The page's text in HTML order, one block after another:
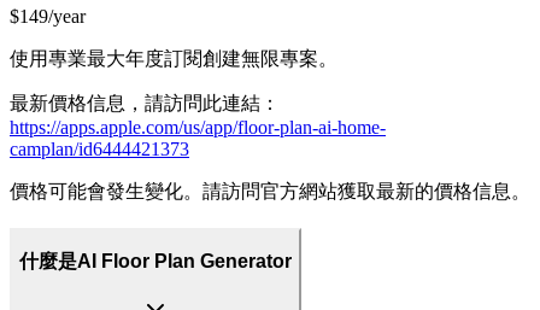
$149/year
使用專業最大年度訂閱創建無限專案。
最新價格信息，請訪問此連結：
https://apps.apple.com/us/app/floor-plan-ai-home-
camplan/id6444421373
價格可能會發生變化。請訪問官方網站獲取最新的價格信息。
什麼是AI Floor Plan Generator